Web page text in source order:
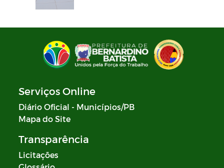
Serviços Online
Diário Oficial - Municípios/PB
Mapa do Site
Transparência
Licitações